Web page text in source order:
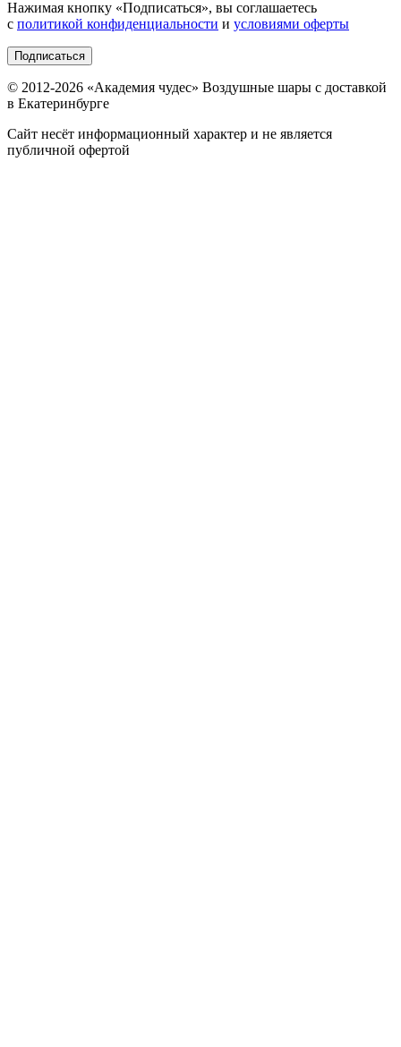
Нажимая кнопку «Подписаться», вы соглашаетесь
с политикой конфиденциальности и условиями оферты
Подписаться
© 2012-2026 «Академия чудес» Воздушные шары с доставкой
в Екатеринбурге
Сайт несёт информационный характер и не является
публичной офертой